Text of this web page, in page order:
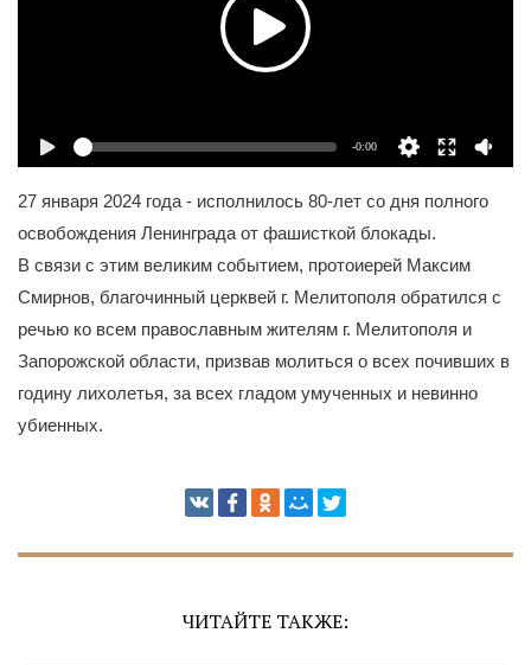
-0:00
27 января 2024 года - исполнилось 80-лет со дня полного
освобождения Ленинграда от фашисткой блокады.
В связи с этим великим событием, протоиерей Максим
Смирнов, благочинный церквей г. Мелитополя обратился с
речью ко всем православным жителям г. Мелитополя и
Запорожской области, призвав молиться о всех почивших в
годину лихолетья, за всех гладом умученных и невинно
убиенных.
ЧИТАЙТЕ ТАКЖЕ: